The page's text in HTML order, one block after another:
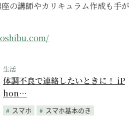
の講師やカリキュラム作成も手が
生活
体調不良で連絡したいときに！ iP
hon…
スマホ
スマホ基本のき